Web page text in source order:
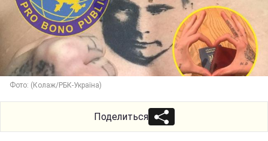
Фото: (Колаж/РБК-Україна)
Поделиться